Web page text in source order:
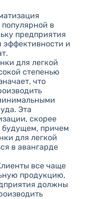
популярной в
предприятия
и
для легкой
степенью
что
Эта
скорее
будущем, причем
для легкой
в авангарде
все чаще
продукцию,
должны